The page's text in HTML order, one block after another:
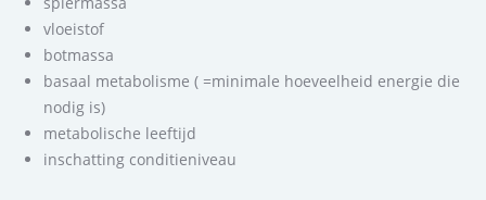
vloeistof
botmassa
basaal metabolisme ( =minimale hoeveelheid energie die
nodig is)
metabolische leeftijd
inschatting conditieniveau